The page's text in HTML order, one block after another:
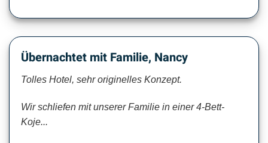
Übernachtet mit Familie, Nancy
Tolles Hotel, sehr originelles Konzept.
Wir schliefen mit unserer Familie in einer 4-Bett-
Koje...